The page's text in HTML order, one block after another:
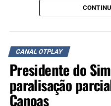
CANAL OTPLAY
Presidente do
paralisação
Canoas